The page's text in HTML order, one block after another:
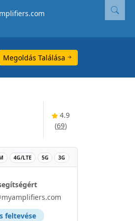
Megoldás Találása
4.9
(69)
4G/LTE 5G 3G
feltevése